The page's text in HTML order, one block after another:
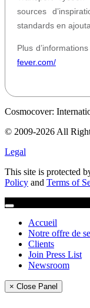
sources
standards en
Plus
fever.com/
Cosmocover:
© 2009-2026 All
Legal
This site is protected
Policy and Terms of
Accueil
Notre offre de
Clients
Join Press List
Newsroom
× Close Panel